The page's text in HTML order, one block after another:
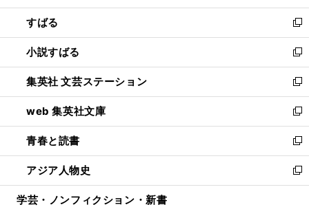
開
く
ウ
で
開
く
ン
ド
ウ
で
開
く
すばる
新
し
い
ウ
ィ
ン
ド
ウ
で
開
く
小説すばる
新
し
い
ウ
ィ
ン
ド
ウ
で
開
集英社 文芸ステーション
新
し
い
ウ
ィ
ン
ド
ウ
web 集英社文庫
新
し
い
ウ
ィ
ン
青春と読書
新
し
い
ウ
アジア人物史
新
し
学芸・ノンフィクション・新書